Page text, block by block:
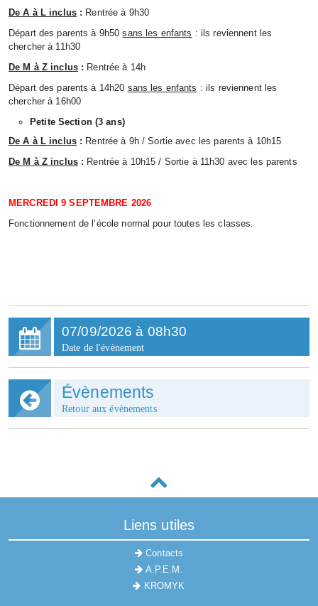
De A à L inclus: Rentrée à 9h30
Départ des parents à 9h50sans les enfants : ils reviennent les
chercher à 11h30
De M à Z inclus: Rentrée à 14h
Départ des parents à 14h20 sans les enfants : ils reviennent les
chercher à 16h00
Petite Section (3 ans)
De A à L inclus: Rentrée à 9h / Sortie avec les parents à 10h15
De M à Z inclus: Rentrée à 10h15 / Sortie à 11h30 avec les parents
MERCREDI 9 SEPTEMBRE 2026
Fonctionnement de l’école normal pour toutes les classes.
07/09/2026 à 08h30
Date de l'évènement
Évènements
Retour aux évènements
Liens utiles
Contacts
A.P.E.M.
KROMYK